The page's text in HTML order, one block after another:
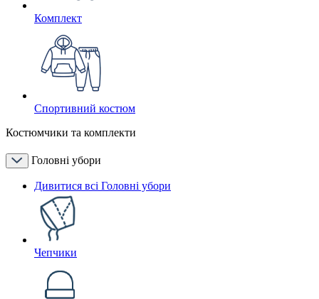
Комплект
Спортивний костюм
Костюмчики та комплекти
Головні убори
Дивитися всі Головні убори
Чепчики